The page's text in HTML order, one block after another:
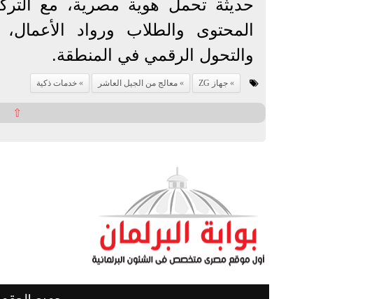
حديثة تحمل هوية مصرية، مع
المحتوى والطلاب ورواد
والتحول الرقمي في المنطقة.
جهاز ZG معالج من الجيل العاشر خدمات ذكية
⇧